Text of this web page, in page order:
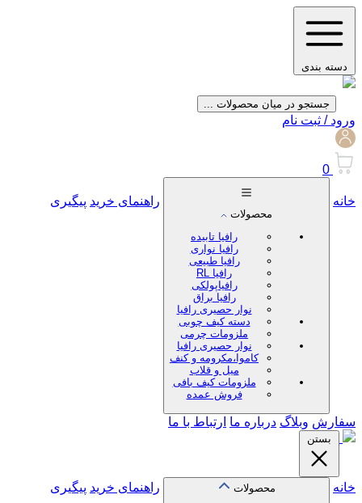
دسته بندی
جستجو در میان محصولات ...
ورود / ثبت نام
0
خانه
محصولات
رافیا تابیده
رافیا نواری
رافیا طبیعی
رافیا RL
رافیاپولکی
رافیا براق
نوار حصیری رافیا
دسته کیف چوبی
ملزومات چرمی
نوار حصیری رافیا
کاموا،مکرومه و کنف
میل و قلاب
ملزومات کیف بافی
فروش عمده
راهنمای خرید پیگیری
سفارش وبلاگ درباره ما ارتباط با ما
بستن
خانه
محصولات
راهنمای خرید پیگیری